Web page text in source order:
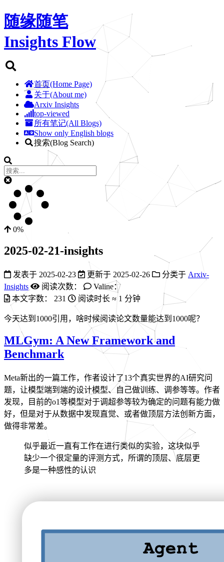
随缘随笔
Insights Flow
首页(Home Page)
关于(About me)
Arxiv Insights
top-viewed
所有笔记(All Blogs)
Show only English blogs
搜索(Blog Search)
0%
2025-02-21-insights
发表于 2025-02-23 更新于 2025-02-26 分类于 Arxiv-
Insights
阅读次数：
Valine：
本文字数：
231 阅读时长 ≈ 1 分钟
今天达到1000引用，啥时候阅读论文数量能达到1000呢？
MLGym: A New Framework and
Benchmark
Meta新出的一篇工作，作者设计了13个真实世界的AI研究问
题，让模型端到端的设计模型、自己做训练、调参等等。作者
发现，目前的o1等模型对于调超参等较为确定的问题有能力做
好，但是对于从数据中发现直觉、或者做顶层方法创新方面，
做得非常差。
似乎最近一直有工作在进行类似的实验，这块似乎
缺少一个很定量的评测方式，所谓的顶层、底层更
多是一种感性的认识